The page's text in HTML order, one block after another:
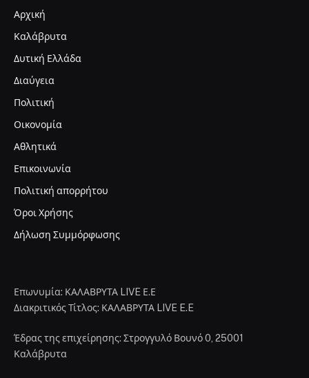
Αρχική
Καλάβρυτα
Δυτική Ελλάδα
Διαύγεια
Πολιτική
Οικονομία
Αθλητικά
Επικοινωνία
Πολιτική απορρήτου
Όροι Χρήσης
Δήλωση Συμμόρφωσης
Επωνυμία: ΚΑΛΑΒΡΥΤΑ LIVE Ε.Ε
Διακριτικός Τίτλος: ΚΑΛΑΒΡΥΤΑ LIVE E.E
Έδρας της επιχείρησης: Στρογγυλό Βουνό 0, 25001
Καλάβρυτα